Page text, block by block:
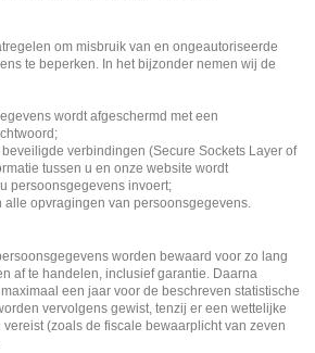
om misbruik van en ongeautoriseerde
te beperken. In het bijzonder nemen wij de
wordt afgeschermd met een
verbindingen (Secure Sockets Layer of
tussen u en onze website wordt
persoonsgegevens invoert;
alle opvragingen van persoonsgegevens.
worden bewaard voor zo lang
af te handelen, inclusief garantie. Daarna
een jaar voor de beschreven statistische
vervolgens gewist, tenzij er een wettelijke
(zoals de fiscale bewaarplicht van zeven